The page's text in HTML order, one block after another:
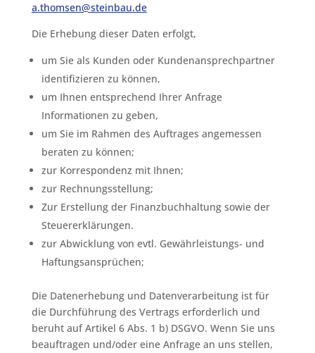
a.thomsen@steinbau.de
Die Erhebung dieser Daten erfolgt,
um Sie als Kunden oder Kundenansprechpartner
identifizieren zu können,
um Ihnen entsprechend Ihrer Anfrage
Informationen zu geben,
um Sie im Rahmen des Auftrages angemessen
beraten zu können;
zur Korrespondenz mit Ihnen;
zur Rechnungsstellung;
Zur Erstellung der Finanzbuchhaltung sowie der
Steuererklärungen.
zur Abwicklung von evtl. Gewährleistungs- und
Haftungsansprüchen;
Die Datenerhebung und Datenverarbeitung ist für
die Durchführung des Vertrags erforderlich und
beruht auf Artikel 6 Abs. 1 b) DSGVO. Wenn Sie uns
beauftragen und/oder eine Anfrage an uns stellen,